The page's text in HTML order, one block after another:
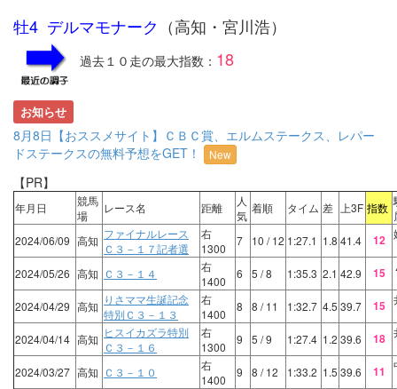
牡4 デルマモナーク （高知・宮川浩）
過去１０走の最大指数： 18
お知らせ
8月8日【おススメサイト】ＣＢＣ賞、エルムステークス、レパー
ドステークスの無料予想をGET！
New
【PR】
年月日
競馬
場
レース名 距離
人
気
着順 タイム 差 上3F 指数
2024/06/09 高知 ファイナルレース
Ｃ３－１７記者選
右
1300
7 10 / 12 1:27.1 1.8 41.4 12
2024/05/26 高知 Ｃ３－１４
右
1400
6 5 / 8 1:35.3 2.1 42.9 15
2024/04/29 高知 りさママ生誕記念
特別Ｃ３－１３
右
1400
8 8 / 11 1:32.7 4.5 39.7 15
2024/04/14 高知 ヒスイカズラ特別
Ｃ３－１６
右
1300
9 5 / 9 1:27.4 1.2 39.6 18
2024/03/27 高知 Ｃ３－１０
右
1400
9 8 / 12 1:33.2 1.5 39.6 11